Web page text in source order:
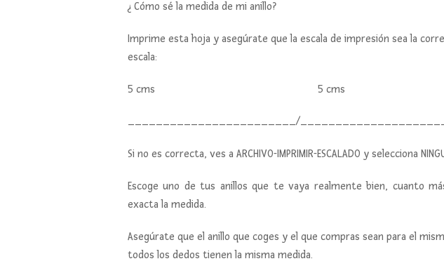
¿ Cómo sé la medida de mi anillo?
Imprime esta hoja y asegúrate que la escala de impresión sea la
escala:
5 cms 5 cms
________________________/
Si no es correcta, ves a ARCHIVO-IMPRIMIR-ESCALADO y selecciona
Escoge uno de tus anillos que te vaya realmente bien, cuanto
exacta la medida.
Asegúrate que el anillo que coges y el que compras sean para el
todos los dedos tienen la misma medida.